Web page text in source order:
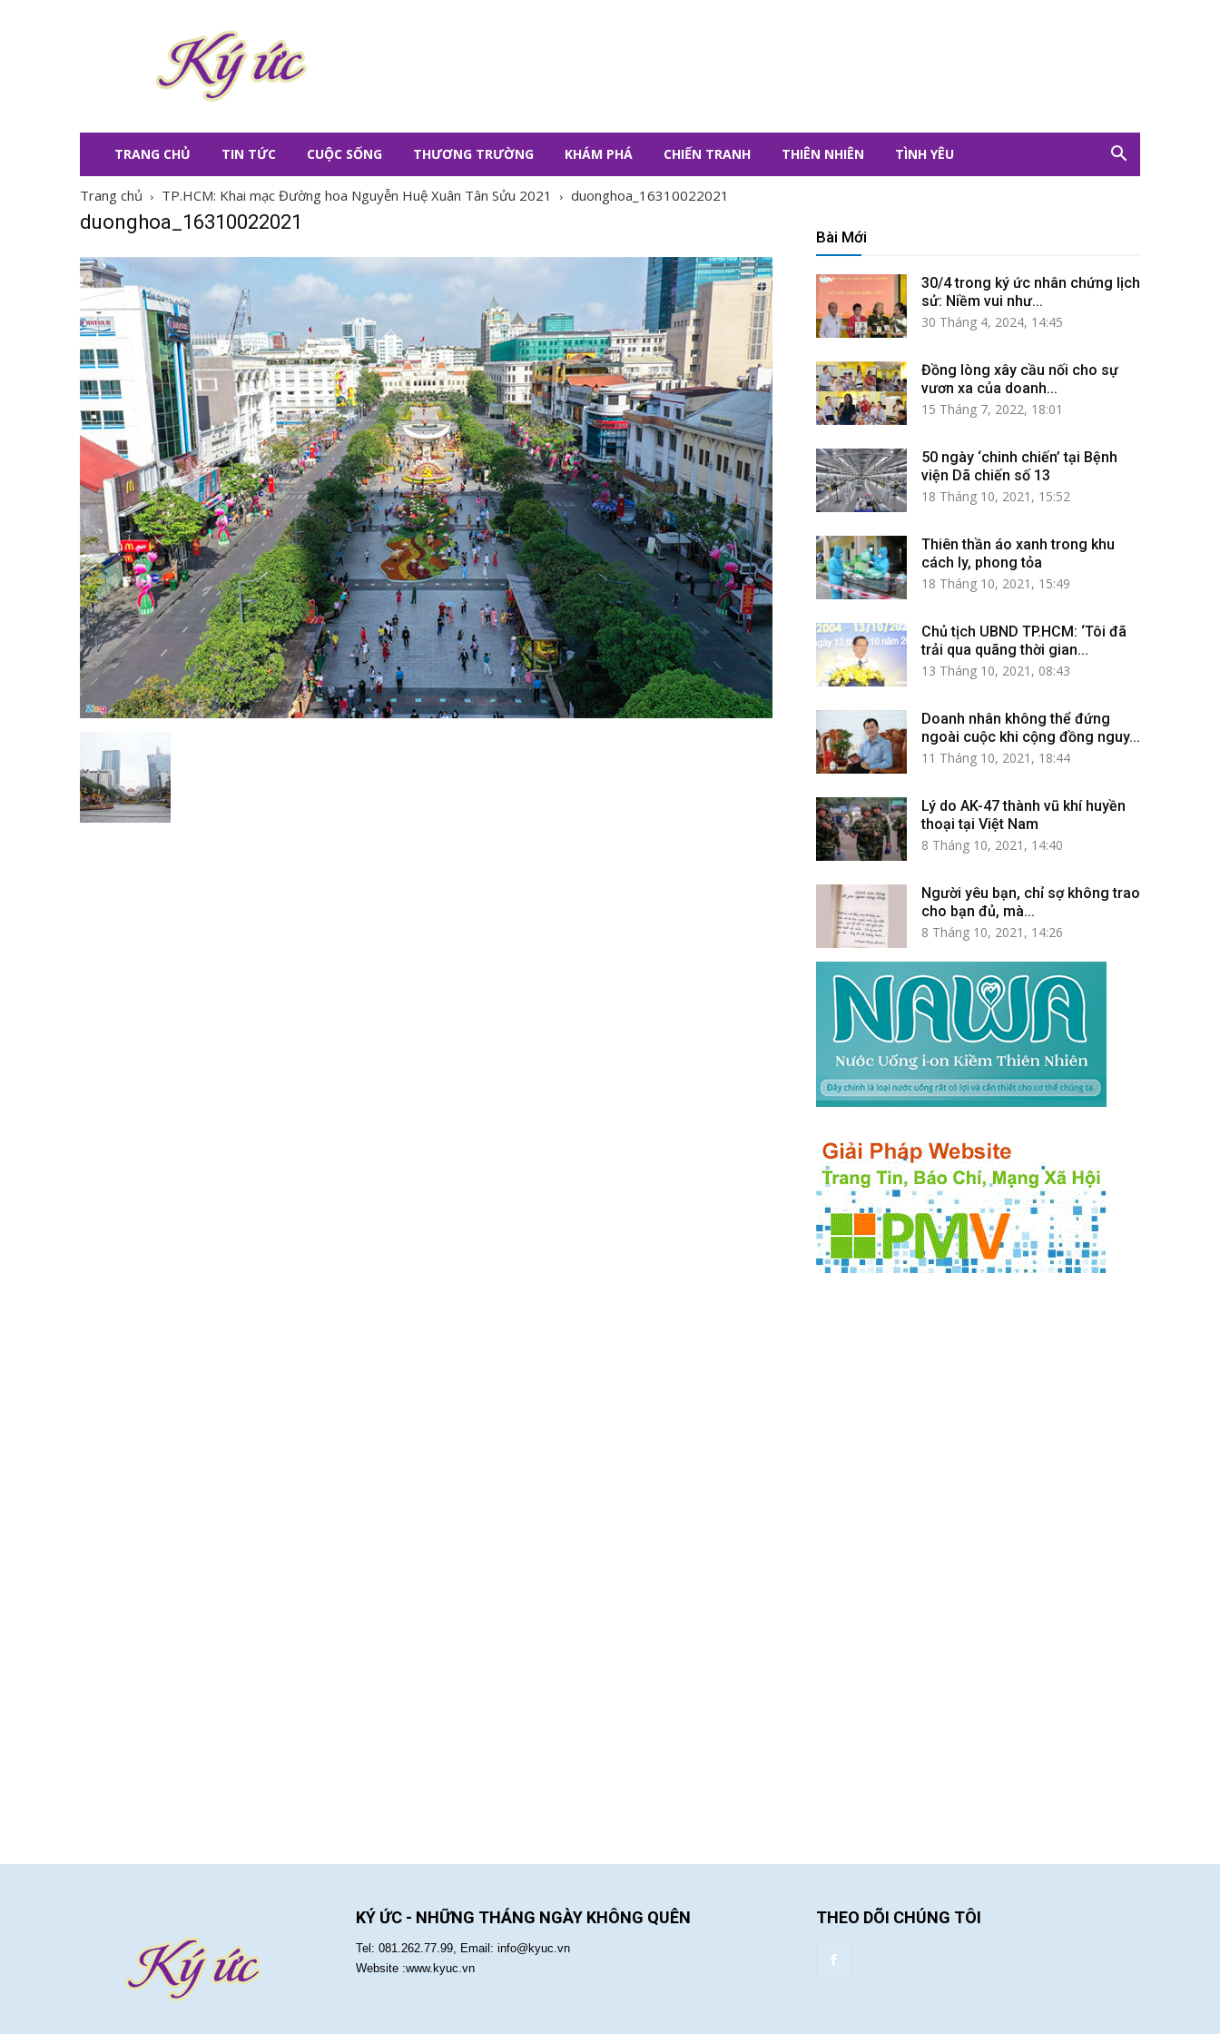
TRANG CHỦ TIN TỨC CUỘC SỐNG THƯƠNG TRƯỜNG KHÁM PHÁ CHIẾN TRANH THIÊN NHIÊN TÌNH YÊU
Trang chủ TP.HCM: Khai mạc Đường hoa Nguyễn Huệ Xuân Tân Sửu 2021 duonghoa_16310022021
duonghoa_16310022021
Bài Mới
30/4 trong ký ức nhân chứng lịch
sử: Niềm vui như...
30 Tháng 4, 2024, 14:45
Đồng lòng xây cầu nối cho sự
vươn xa của doanh...
15 Tháng 7, 2022, 18:01
50 ngày ‘chinh chiến’ tại Bệnh
viện Dã chiến số 13
18 Tháng 10, 2021, 15:52
Thiên thần áo xanh trong khu
cách ly, phong tỏa
18 Tháng 10, 2021, 15:49
Chủ tịch UBND TP.HCM: ‘Tôi đã
trải qua quãng thời gian...
13 Tháng 10, 2021, 08:43
Doanh nhân không thể đứng
ngoài cuộc khi cộng đồng nguy...
11 Tháng 10, 2021, 18:44
Lý do AK-47 thành vũ khí huyền
thoại tại Việt Nam
8 Tháng 10, 2021, 14:40
Người yêu bạn, chỉ sợ không trao
cho bạn đủ, mà...
8 Tháng 10, 2021, 14:26
KÝ ỨC - NHỮNG THÁNG NGÀY KHÔNG QUÊN
Tel: 081.262.77.99, Email: info@kyuc.vn
Website :www.kyuc.vn
THEO DÕI CHÚNG TÔI